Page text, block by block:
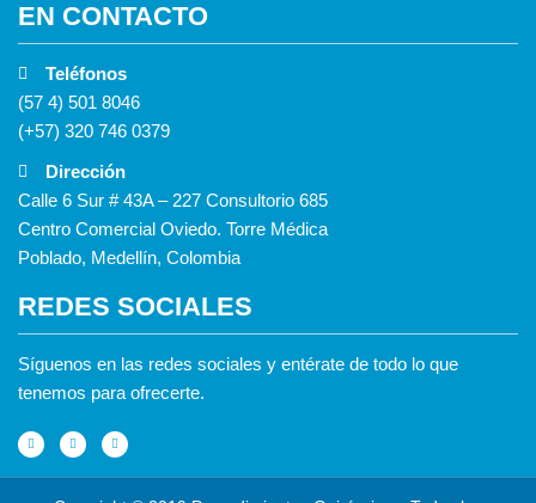
EN CONTACTO
Teléfonos
(57 4) 501 8046
(+57) 320 746 0379
Dirección
Calle 6 Sur # 43A – 227 Consultorio 685
Centro Comercial Oviedo. Torre Médica
Poblado, Medellín, Colombia
REDES SOCIALES
Síguenos en las redes sociales y entérate de todo lo que
tenemos para ofrecerte.
F
a
b
I
n
a
Y
o
u